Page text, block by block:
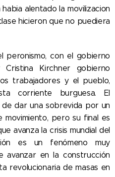
alentado la movilizacion
hicieron que no puediera
peronismo, con el gobierno
Kirchner gobierno
trabajadores y el pueblo,
corriente burguesa. El
dar una sobrevida por un
pero su final es
avanza la crisis mundial del
es un fenómeno muy
avanzar en la construcción
revolucionaria de masas en